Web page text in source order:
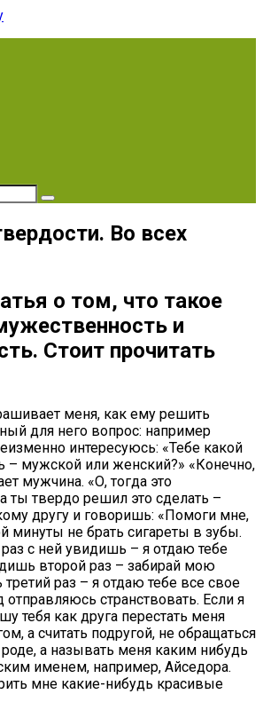
Во всех
о том, что такое
и
Стоит прочитать
меня, как ему решить
для него вопрос: например
интересуюсь: «Тебе какой
– мужской или женский?» «Конечно,
мужчина. «О, тогда это
ты твердо решил это сделать –
другу и говоришь: «Помоги мне,
минуты не брать сигареты в зубы.
с ней увидишь – я отдаю тебе
второй раз – забирай мою
раз – я отдаю тебе все свое
странствовать. Если я
тебя как друга перестать меня
а считать подругой, не обращаться
а называть меня каким нибудь
именем, например, Айседора.
мне какие-нибудь красивые